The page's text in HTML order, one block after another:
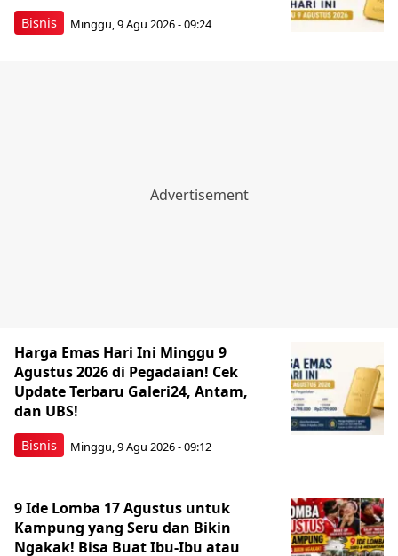
Bisnis Minggu, 9 Agu 2026 - 09:24
Bisnis
Harga Emas Hari Ini Minggu 9
Agustus 2026 di Pegadaian! Cek
Update Terbaru Galeri24, Antam,
dan UBS!
Minggu, 9 Agu 2026 - 09:12
9 Ide Lomba 17 Agustus untuk
Kampung yang Seru dan Bikin
Ngakak! Bisa Buat Ibu-Ibu atau